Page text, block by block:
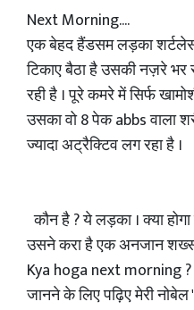
Next Morning....
एक बेहद हैंडसम लड़का
टिकाए बैठा है उसकी नज़रे
रही है । पूरे कमरे में सिर्फ
उसका वो 8 पेक abbs वाला
ज्यादा अट्रैक्टिव लग रहा है ।
कौन है ? ये लड़का । क्या
उसने करा है एक अनजान
Kya hoga next morning ?
जानने के लिए पढ़िए मेरी